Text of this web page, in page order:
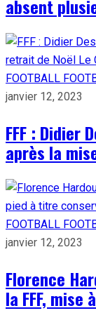
absent
FOOTBALL
janvier 12, 2023
FFF : Didier
après la
FOOTBALL
janvier 12, 2023
Florence
la FFF,